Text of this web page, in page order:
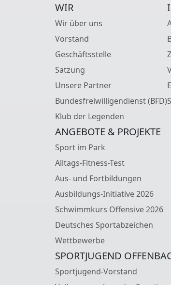
WIR
Wir über uns
Vorstand
Geschäftsstelle
Satzung
Unsere Partner
Bundesfreiwilligendienst (BFD)
Klub der Legenden
ANGEBOTE & PROJEKTE
Sport im Park
Alltags-Fitness-Test
Aus- und Fortbildungen
Ausbildungs-Initiative 2026
Schwimmkurs Offensive 2026
Deutsches Sportabzeichen
Wettbewerbe
SPORTJUGEND
Sportjugend-Vorstand